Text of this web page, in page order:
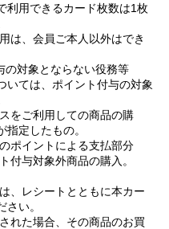
利用できるカード枚数は1枚
は、会員ご本人以外はでき
の対象とならない役務等
いては、ポイント付与の対象
をご利用しての商品の購
指定したもの。
ポイントによる支払部分
付与対象外商品の購入。
、レシートとともに本カー
さい。
れた場合、その商品のお買